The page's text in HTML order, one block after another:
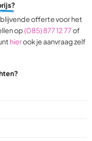
based
on
9
ratings
offerte voor het
op(085) 877 12 77of
hierook je aanvraag zelf